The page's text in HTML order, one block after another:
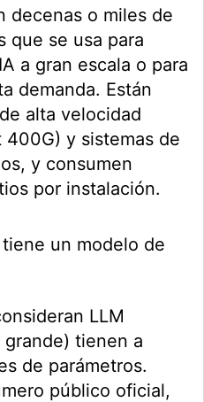
decenas o miles de
que se usa para
a gran escala o para
demanda. Están
alta velocidad
400G) y sistemas de
y consumen
por instalación.
un modelo de
LLM
tienen a
de parámetros.
público oficial,